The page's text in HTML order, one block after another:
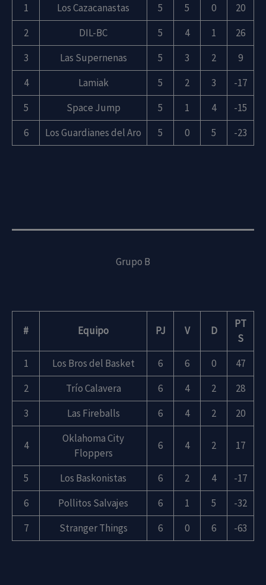
1
Los Cazacanastas 5 5 0
20
2
DIL-BC 5 4 1
26
3
Las Supernenas 5 3 2
9
4
Lamiak 5 2 3
-17
5
Space Jump 5 1 4
-15
6
Los Guardianes del Aro 5 0 5 -23
Grupo B
# Equipo PJ V D
PT
S
1
Los Bros del Basket 6 6 0
47
2
Trío Calavera 6 4 2
28
3
Las Fireballs 6 4 2 20
4
Oklahoma City
Floppers
6 4 2 17
5 Los Baskonistas 6 2 4
-17
6
Pollitos Salvajes 6 1 5
-32
7
Stranger Things 6 0 6 -63